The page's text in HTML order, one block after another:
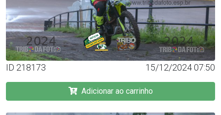
ID 218173 15/12/2024 07:50
Adicionar ao carrinho